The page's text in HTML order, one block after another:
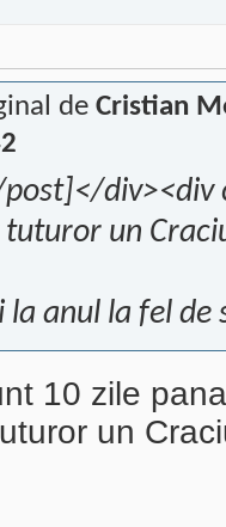
de Cristian
div><div
tuturor un
la anul la fel
10 zile
un